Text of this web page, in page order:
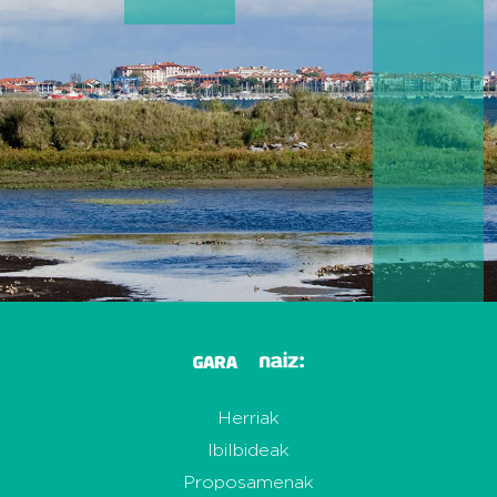
Herriak
Ibilbideak
Proposamenak